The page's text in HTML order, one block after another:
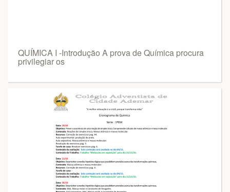
QUÍMICA I -Introdução A prova de Química procura
privilegiar os